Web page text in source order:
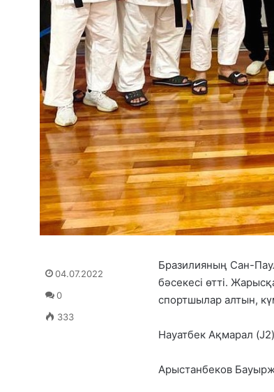
Бразилияның Сан-
бәсекесі өтті.
спортшылар алтын,
Науатбек Ақмарал
Арыстанбеков
04.07.2022
0
333